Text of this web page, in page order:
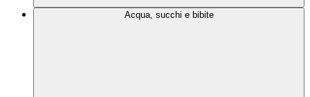
Acqua, succhi e bibite